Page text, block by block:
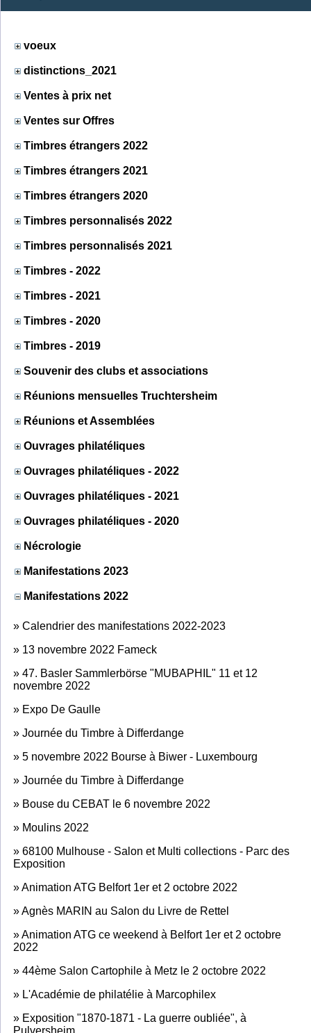
voeux
distinctions_2021
Ventes à prix net
Ventes sur Offres
Timbres étrangers 2022
Timbres étrangers 2021
Timbres étrangers 2020
Timbres personnalisés 2022
Timbres personnalisés 2021
Timbres - 2022
Timbres - 2021
Timbres - 2020
Timbres - 2019
Souvenir des clubs et associations
Réunions mensuelles Truchtersheim
Réunions et Assemblées
Ouvrages philatéliques
Ouvrages philatéliques - 2022
Ouvrages philatéliques - 2021
Ouvrages philatéliques - 2020
Nécrologie
Manifestations 2023
Manifestations 2022
» Calendrier des manifestations 2022-2023
» 13 novembre 2022 Fameck
» 47. Basler Sammlerbörse "MUBAPHIL" 11 et 12
novembre 2022
» Expo De Gaulle
» Journée du Timbre à Differdange
» 5 novembre 2022 Bourse à Biwer - Luxembourg
» Journée du Timbre à Differdange
» Bouse du CEBAT le 6 novembre 2022
» Moulins 2022
» 68100 Mulhouse - Salon et Multi collections - Parc des
Exposition
»Animation ATG Belfort 1er et 2 octobre 2022
»Agnès MARIN au Salon du Livre de Rettel
»Animation ATG ce weekend à Belfort 1er et 2 octobre
2022
» 44ème Salon Cartophile à Metz le 2 octobre 2022
» L'Académie de philatélie à Marcophilex
» Exposition "1870-1871 - La guerre oubliée", à
Pulversheim